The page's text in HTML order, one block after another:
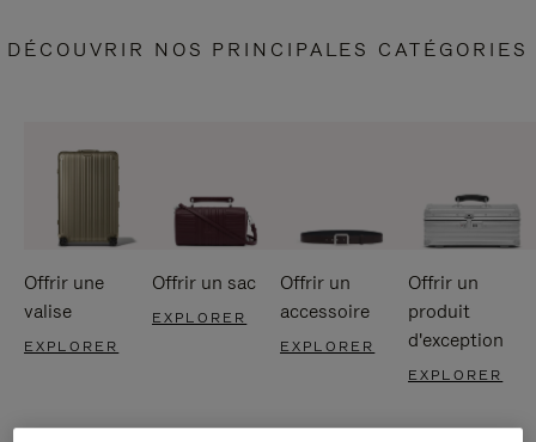
DÉCOUVRIR NOS PRINCIPALES CATÉGORIES
Offrir une
valise
EXPLORER
Offrir un sac
EXPLORER
Offrir un
accessoire
EXPLORER
Offrir un
produit
d'exception
EXPLORER